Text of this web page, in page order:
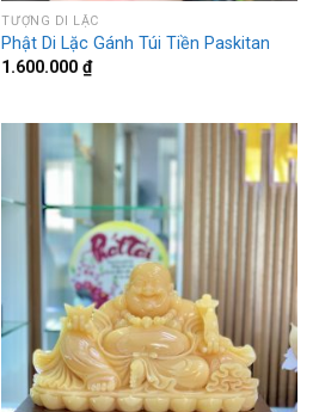
TƯỢNG DI LẶC
Phật Di Lặc Gánh Túi Tiền Paskitan
1.600.000₫